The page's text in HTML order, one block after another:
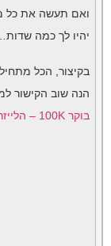
ואם תעשה את כל
יהיו לך כמה
בקיצור, הכל
הנה שוב הקישור
בוקר 100K – הלייזר מורנינג